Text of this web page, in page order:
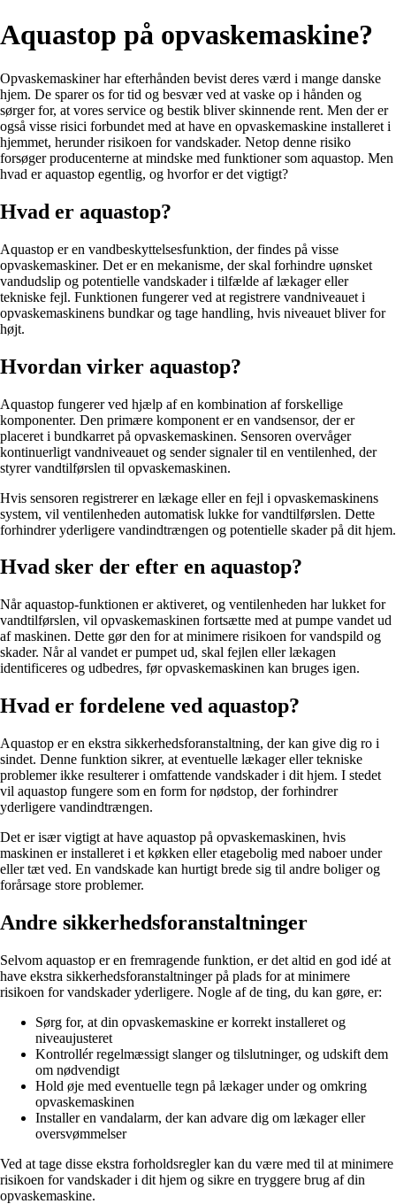
Aquastop på opvaskemaskine?
Opvaskemaskiner har efterhånden bevist deres værd i mange danske
hjem. De sparer os for tid og besvær ved at vaske op i hånden og
sørger for, at vores service og bestik bliver skinnende rent. Men der er
også visse risici forbundet med at have en opvaskemaskine installeret i
hjemmet, herunder risikoen for vandskader. Netop denne risiko
forsøger producenterne at mindske med funktioner som aquastop. Men
hvad er aquastop egentlig, og hvorfor er det vigtigt?
Hvad er aquastop?
Aquastop er en vandbeskyttelsesfunktion, der findes på visse
opvaskemaskiner. Det er en mekanisme, der skal forhindre uønsket
vandudslip og potentielle vandskader i tilfælde af lækager eller
tekniske fejl. Funktionen fungerer ved at registrere vandniveauet i
opvaskemaskinens bundkar og tage handling, hvis niveauet bliver for
højt.
Hvordan virker aquastop?
Aquastop fungerer ved hjælp af en kombination af forskellige
komponenter. Den primære komponent er en vandsensor, der er
placeret i bundkarret på opvaskemaskinen. Sensoren overvåger
kontinuerligt vandniveauet og sender signaler til en ventilenhed, der
styrer vandtilførslen til opvaskemaskinen.
Hvis sensoren registrerer en lækage eller en fejl i opvaskemaskinens
system, vil ventilenheden automatisk lukke for vandtilførslen. Dette
forhindrer yderligere vandindtrængen og potentielle skader på dit hjem.
Hvad sker der efter en aquastop?
Når aquastop-funktionen er aktiveret, og ventilenheden har lukket for
vandtilførslen, vil opvaskemaskinen fortsætte med at pumpe vandet ud
af maskinen. Dette gør den for at minimere risikoen for vandspild og
skader. Når al vandet er pumpet ud, skal fejlen eller lækagen
identificeres og udbedres, før opvaskemaskinen kan bruges igen.
Hvad er fordelene ved aquastop?
Aquastop er en ekstra sikkerhedsforanstaltning, der kan give dig ro i
sindet. Denne funktion sikrer, at eventuelle lækager eller tekniske
problemer ikke resulterer i omfattende vandskader i dit hjem. I stedet
vil aquastop fungere som en form for nødstop, der forhindrer
yderligere vandindtrængen.
Det er især vigtigt at have aquastop på opvaskemaskinen, hvis
maskinen er installeret i et køkken eller etagebolig med naboer under
eller tæt ved. En vandskade kan hurtigt brede sig til andre boliger og
forårsage store problemer.
Andre sikkerhedsforanstaltninger
Selvom aquastop er en fremragende funktion, er det altid en god idé at
have ekstra sikkerhedsforanstaltninger på plads for at minimere
risikoen for vandskader yderligere. Nogle af de ting, du kan gøre, er:
Sørg for, at din opvaskemaskine er korrekt installeret og
niveaujusteret
Kontrollér regelmæssigt slanger og tilslutninger, og udskift dem
om nødvendigt
Hold øje med eventuelle tegn på lækager under og omkring
opvaskemaskinen
Installer en vandalarm, der kan advare dig om lækager eller
oversvømmelser
Ved at tage disse ekstra forholdsregler kan du være med til at minimere
risikoen for vandskader i dit hjem og sikre en tryggere brug af din
opvaskemaskine.